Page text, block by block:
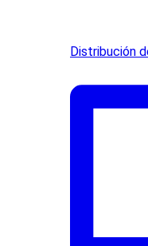
Distribución